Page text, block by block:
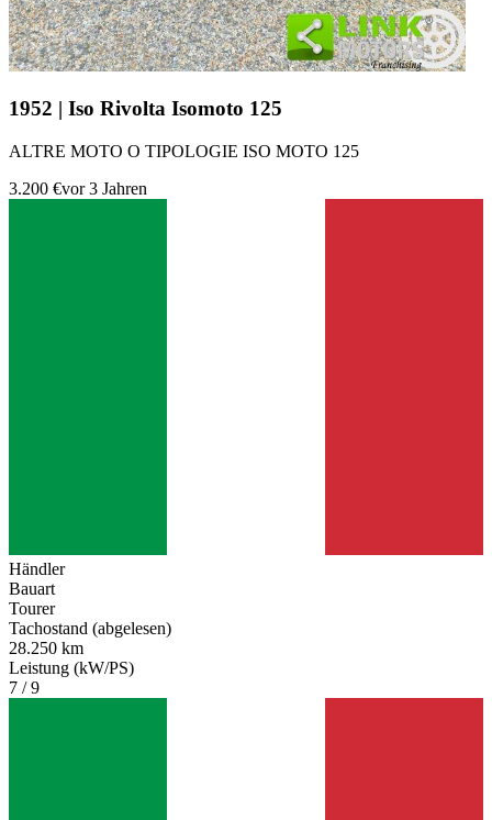
1952 | Iso Rivolta Isomoto 125
ALTRE MOTO O TIPOLOGIE ISO MOTO 125
3.200 €vor 3 Jahren
Händler
Bauart
Tourer
Tachostand (abgelesen)
28.250 km
Leistung (kW/PS)
7 / 9